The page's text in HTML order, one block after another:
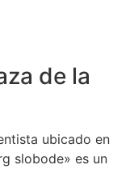
de la
ubicado en
slobode» es un